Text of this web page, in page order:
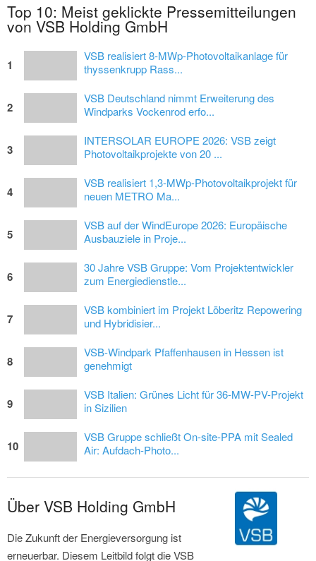
Top 10: Meist geklickte Pressemitteilungen
von VSB Holding GmbH
1
VSB realisiert 8-MWp-Photovoltaikanlage für
thyssenkrupp Rass...
2
VSB Deutschland nimmt Erweiterung des
Windparks Vockenrod erfo...
3
INTERSOLAR EUROPE 2026: VSB zeigt
Photovoltaikprojekte von 20 ...
4
VSB realisiert 1,3-MWp-Photovoltaikprojekt für
neuen METRO Ma...
5
VSB auf der WindEurope 2026: Europäische
Ausbauziele in Proje...
6
30 Jahre VSB Gruppe: Vom Projektentwickler
zum Energiedienstle...
7
VSB kombiniert im Projekt Löberitz Repowering
und Hybridisier...
8
VSB-Windpark Pfaffenhausen in Hessen ist
genehmigt
9
VSB Italien: Grünes Licht für 36-MW-PV-Projekt
in Sizilien
10
VSB Gruppe schließt On-site-PPA mit Sealed
Air: Aufdach-Photo...
Über VSB Holding GmbH
Die Zukunft der Energieversorgung ist
erneuerbar. Diesem Leitbild folgt die VSB